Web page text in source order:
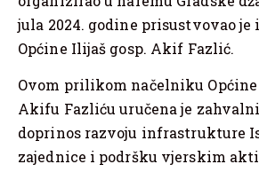
jula 2024. godine prisustvovao
Općine Ilijaš gosp. Akif Fazlić.
Ovom prilikom načelniku Općine
Akifu Fazliću uručena je
doprinos razvoju infrastrukture
zajednice i podršku vjerskim